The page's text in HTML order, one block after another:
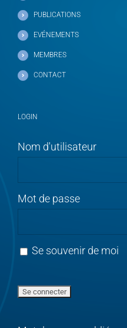
PUBLICATIONS
EVÉNEMENTS
MEMBRES
CONTACT
LOGIN
Nom d'utilisateur
Mot de passe
Se souvenir de moi